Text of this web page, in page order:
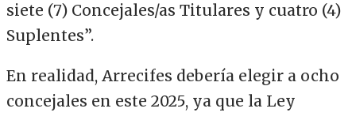
siete (7) Concejales/as Titulares y cuatro (4)
Suplentes”.
En realidad, Arrecifes debería elegir a ocho
concejales en este 2025, ya que la Ley